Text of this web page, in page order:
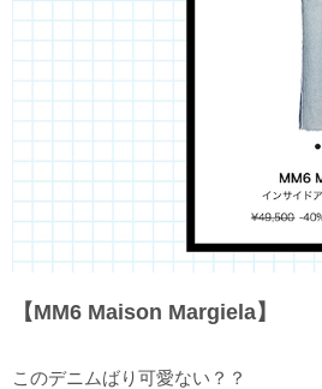
【MM6 Maison Margiela】
このデニムばり可愛ない？？